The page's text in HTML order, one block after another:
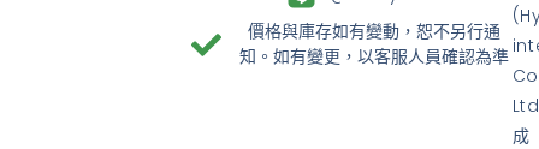
成
價格與庫存如有變動，恕不另行通
知。如有變更，以客服人員確認為準